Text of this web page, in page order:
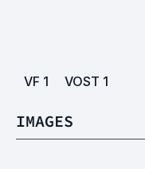
VF 1 VOST 1
IMAGES